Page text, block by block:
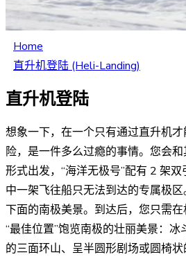
Home
直升机登陆 (Heli-Landing)
直升机登陆
想象一下，在一个只有通过直升机
险，是一件多么过瘾的事情。您会
形式出发，“海洋无极号”配有 2 架
中一架飞往船只无法到达的专属极
下面的南极美景。到达后，您只需
“最佳位置”饱览南极的壮丽美景：
的三面环山、呈半圆形剧场或圆椅